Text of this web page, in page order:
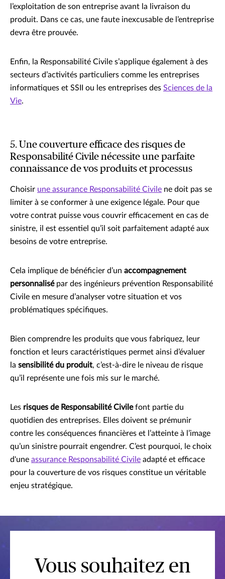
l’exploitation de son entreprise avant la livraison du
produit. Dans ce cas, une faute inexcusable de l’entreprise
devra être prouvée.
Enfin, la Responsabilité Civile s’applique également à des
secteurs d’activités particuliers comme les entreprises
informatiques et SSII ou les entreprises des Sciences de la
Vie.
5. Une couverture efficace des risques de
Responsabilité Civile nécessite une parfaite
connaissance de vos produits et processus
Choisir une assurance Responsabilité Civile ne doit pas se
limiter à se conformer à une exigence légale. Pour que
votre contrat puisse vous couvrir efficacement en cas de
sinistre, il est essentiel qu’il soit parfaitement adapté aux
besoins de votre entreprise.
Cela implique de bénéficier d’un accompagnement
personnalisépar des ingénieurs prévention Responsabilité
Civile en mesure d’analyser votre situation et vos
problématiques spécifiques.
Bien comprendre les produits que vous fabriquez, leur
fonction et leurs caractéristiques permet ainsi d’évaluer
la sensibilité du produit, c’est-à-dire le niveau de risque
qu’il représente une fois mis sur le marché.
Les risques de Responsabilité Civilefont partie du
quotidien des entreprises. Elles doivent se prémunir
contre les conséquences financières et l’atteinte à l’image
qu’un sinistre pourrait engendrer. C’est pourquoi, le choix
d'une assurance Responsabilité Civile adapté et efficace
pour la couverture de vos risques constitue un véritable
enjeu stratégique.
Vous souhaitez en